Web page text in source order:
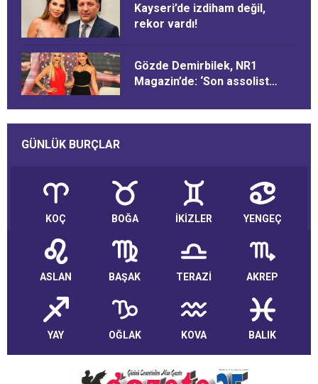
Kayseri’de izdiham değil,
rekor vardı!
Gözde Demirbilek, NR1
Magazin’de: ‘Son assolist
GÜNLÜK BURÇLAR
KOÇ BOĞA İKİZLER YENGEÇ
ASLAN BAŞAK TERAZİ AKREP
YAY OĞLAK KOVA BALIK